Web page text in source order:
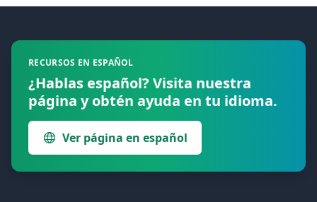
RECURSOS EN ESPAÑOL
¿Hablas español? Visita nuestra
página y obtén ayuda en tu idioma.
Ver página en español